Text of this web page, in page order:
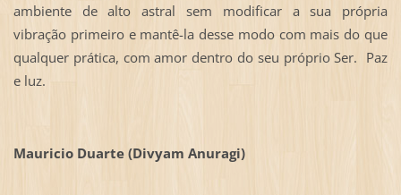
ambiente de alto astral sem modificar a sua própria
vibração primeiro e mantê-la desse modo com mais do que
qualquer prática, com amor dentro do seu próprio Ser. Paz
e luz.
Mauricio Duarte (Divyam Anuragi)